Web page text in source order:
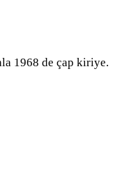
1968 de çap kiriye.